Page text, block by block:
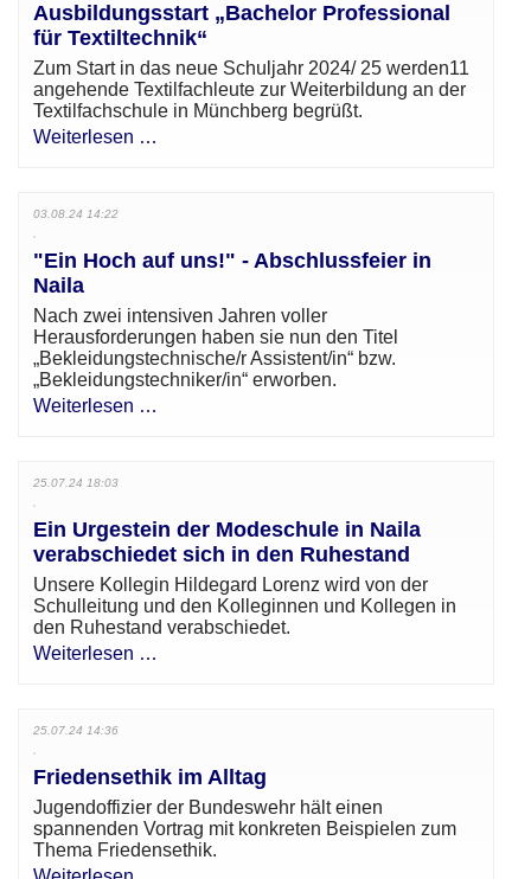
Ausbildungsstart „Bachelor Professional
für Textiltechnik“
Zum Start in das neue Schuljahr 2024/ 25 werden11
angehende Textilfachleute zur Weiterbildung an der
Textilfachschule in Münchberg begrüßt.
Weiterlesen …
03.08.24 14:22
"Ein Hoch auf uns!" - Abschlussfeier in
Naila
Nach zwei intensiven Jahren voller
Herausforderungen haben sie nun den Titel
„Bekleidungstechnische/r Assistent/in“ bzw.
„Bekleidungstechniker/in“ erworben.
Weiterlesen …
25.07.24 18:03
Ein Urgestein der Modeschule in Naila
verabschiedet sich in den Ruhestand
Unsere Kollegin Hildegard Lorenz wird von der
Schulleitung und den Kolleginnen und Kollegen in
den Ruhestand verabschiedet.
Weiterlesen …
25.07.24 14:36
Friedensethik im Alltag
Jugendoffizier der Bundeswehr hält einen
spannenden Vortrag mit konkreten Beispielen zum
Thema Friedensethik.